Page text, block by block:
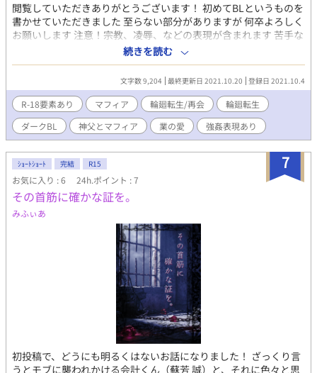
閲覧していただきありがとうございます！ 初めてBLというものを
書かせていただきました 至らない部分がありますが 何卒よろしく
お願いします 注意！宗教、凌辱、などの表現が含まれます 苦手な
方はそっとバックしてください こちらはあくまでフィクションで
あり 娯楽ですそこを忘れないでくださいますよう お願い申し上げ
ます 誹謗中傷などはおやめください 傷つきます！ ストーリー 雨
が降りしきる夜のこと 一人の男が教会に駆け込んできた… 登場人
物 神父・本名・リチャード・エル 町の神父 24歳 心優しく芯のあ
る性格 雨の日に現れた男(ルルク)に 気に入られる 不思議な夢をよ
く見る 男・本名・ルルク・フレアード 偽名・オーガスト マフィア
の息子 27歳 残忍な性格だが 理性のある人物 神父をなぜか気に入
っている シドレとは顔見知りで唯一殺せない相手 シドレ 19歳 元
男娼、現農夫 11歳の頃に母親に売られ 17歳で神父と出会い助け
らた過去を持つ オーガストとは顔見知りで彼の 素顔を知っている
唯一の存在
続きを読む
文字数 9,204 最終更新日 2021.10.20 登録日 2021.10.4
R-18要素あり マフィア 輪廻転生/再会
輪廻転生
ダークBL
神父とマフィア 業の愛 強姦表現あり
7
ｼｮｰﾄｼｮｰﾄ 完結 R15
お気に入り : 6 24h.ポイント : 7
その首筋に確かな証を。
みふぃあ
初投稿で、どうにも明るくはないお話になりました！ ざっくり言
うとモブに襲われかける会計くん（蘇芳 誠）と、それに色々と思